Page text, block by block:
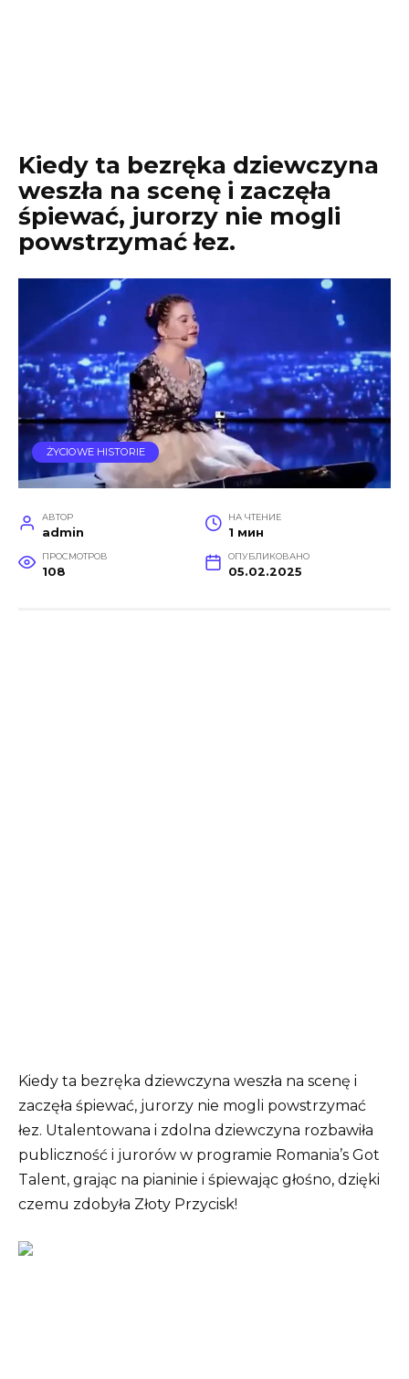
Kiedy ta bezręka dziewczyna
weszła na scenę i zaczęła
śpiewać, jurorzy nie mogli
powstrzymać łez.
ŻYCIOWE HISTORIE
АВТОР
admin
НА ЧТЕНИЕ
1 мин
ПРОСМОТРОВ
108
ОПУБЛИКОВАНО
05.02.2025
Kiedy ta bezręka dziewczyna weszła na scenę i
zaczęła śpiewać, jurorzy nie mogli powstrzymać
łez. Utalentowana i zdolna dziewczyna rozbawiła
publiczność i jurorów w programie Romania’s Got
Talent, grając na pianinie i śpiewając głośno, dzięki
czemu zdobyła Złoty Przycisk!